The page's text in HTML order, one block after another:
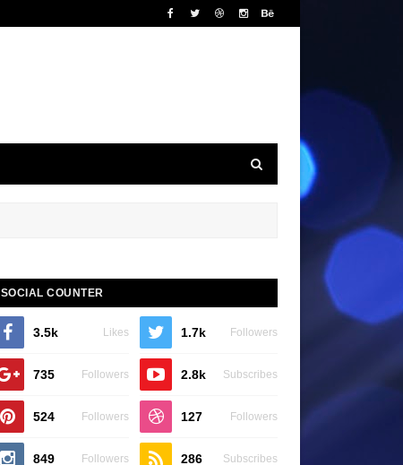
SOCIAL COUNTER
3.5k Likes 1.7k Followers
735 Followers 2.8k Subscribes
524 Followers 127 Followers
849 Followers 286 Subscribes